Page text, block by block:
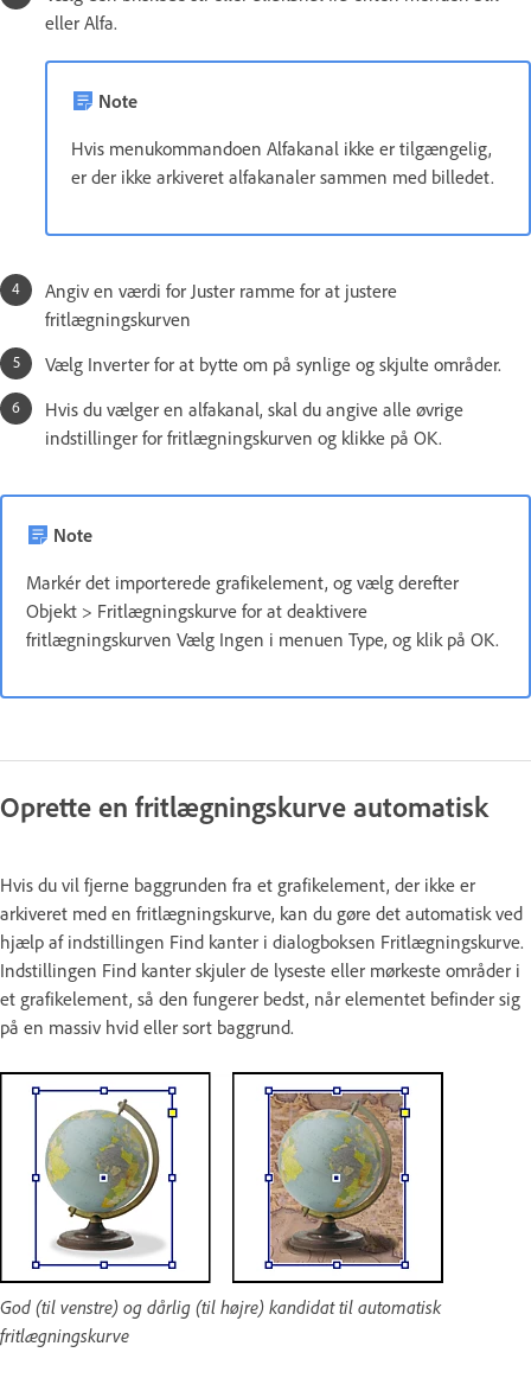
eller Alfa.
Note
Hvis menukommandoen Alfakanal ikke er tilgængelig,
er der ikke arkiveret alfakanaler sammen med billedet.
Angiv en værdi for Juster ramme for at justere
fritlægningskurven
Vælg Inverter for at bytte om på synlige og skjulte områder.
Hvis du vælger en alfakanal, skal du angive alle øvrige
indstillinger for fritlægningskurven og klikke på OK.
Note
Markér det importerede grafikelement, og vælg derefter
Objekt > Fritlægningskurve for at deaktivere
fritlægningskurven Vælg Ingen i menuen Type, og klik på OK.
Oprette en fritlægningskurve automatisk
Hvis du vil fjerne baggrunden fra et grafikelement, der ikke er
arkiveret med en fritlægningskurve, kan du gøre det automatisk ved
hjælp af indstillingen Find kanter i dialogboksen Fritlægningskurve.
Indstillingen Find kanter skjuler de lyseste eller mørkeste områder i
et grafikelement, så den fungerer bedst, når elementet befinder sig
på en massiv hvid eller sort baggrund.
God (til venstre) og dårlig (til højre) kandidat til automatisk
fritlægningskurve